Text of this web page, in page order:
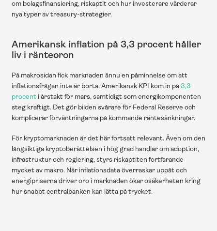
om bolagsfinansiering, riskaptit och hur investerare värderar
nya typer av treasury-strategier.
Amerikansk inflation på 3,3 procent håller
liv i ränteoron
På makrosidan fick marknaden ännu en påminnelse om att
inflationsfrågan inte är borta. Amerikansk KPI kom in på 3,3
procent i årstakt för mars, samtidigt som energikomponenten
steg kraftigt. Det gör bilden svårare för Federal Reserve och
komplicerar förväntningarna på kommande räntesänkningar.
För kryptomarknaden är det här fortsatt relevant. Även om den
långsiktiga kryptoberättelsen i hög grad handlar om adoption,
infrastruktur och reglering, styrs riskaptiten fortfarande
mycket av makro. När inflationsdata överraskar uppåt och
energipriserna driver oro i marknaden ökar osäkerheten kring
hur snabbt centralbanken kan lätta på trycket.